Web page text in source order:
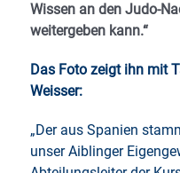
Wissen an den Judo-
weitergeben kann.“
Das Foto zeigt ihn mit
Weisser:
„Der aus Spanien
unser Aiblinger